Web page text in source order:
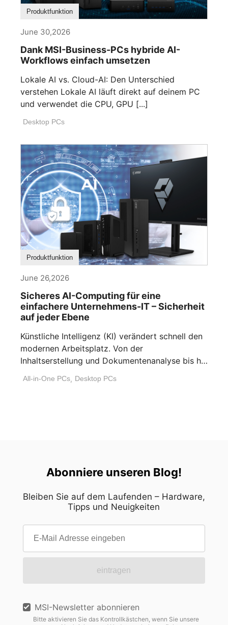
Produktfunktion
June 30,2026
Dank MSI-Business-PCs hybride AI-
Workflows einfach umsetzen
Lokale AI vs. Cloud-AI: Den Unterschied
verstehen Lokale AI läuft direkt auf deinem PC
und verwendet die CPU, GPU [...]
Desktop PCs
Produktfunktion
June 26,2026
Sicheres AI-Computing für eine
einfachere Unternehmens-IT – Sicherheit
auf jeder Ebene
Künstliche Intelligenz (KI) verändert schnell den
modernen Arbeitsplatz. Von der
Inhaltserstellung und Dokumentenanalyse bis hin
All-in-One PCs, Desktop PCs
Abonniere unseren Blog!
Bleiben Sie auf dem Laufenden – Hardware,
Tipps und Neuigkeiten
eintragen
MSI-Newsletter abonnieren
Bitte aktivieren Sie das Kontrollkästchen, wenn Sie unsere